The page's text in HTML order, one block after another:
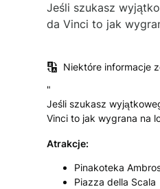
Jeśli szukasz
da Vinci to jak
Niektóre informacje
"
Jeśli szukasz
Vinci to jak wygrana na
Atrakcje:
Pinakoteka
Piazza della Scala